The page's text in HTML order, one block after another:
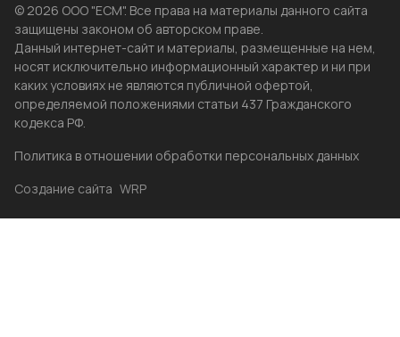
© 2026 ООО "ЕСМ". Все права на материалы данного сайта
защищены законом об авторском праве.
Данный интернет-сайт и материалы, размещенные на нем,
носят исключительно информационный характер и ни при
каких условиях не являются публичной офертой,
определяемой положениями статьи 437 Гражданского
кодекса РФ.
Политика в отношении обработки персональных данных
Создание сайта WRP